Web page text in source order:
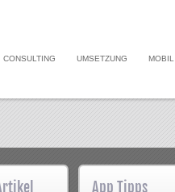
CONSULTING UMSETZUNG MOBIL
App Tipps